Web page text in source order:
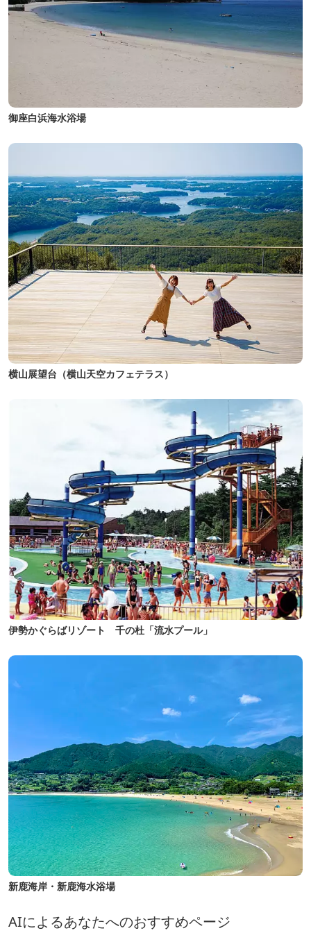
御座白浜海水浴場
横山展望台（横山天空カフェテラス）
伊勢かぐらばリゾート 千の杜「流水プール」
新鹿海岸・新鹿海水浴場
AIによるあなたへのおすすめページ